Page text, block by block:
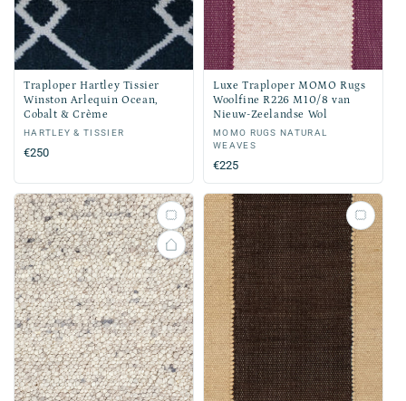
Traploper Hartley Tissier
Winston Arlequin Ocean,
Cobalt & Crème
Verkoper:
HARTLEY & TISSIER
Normale
€250
Luxe Traploper MOMO Rugs
Woolfine R226 M10/8 van
Nieuw-Zeelandse Wol
Verkoper:
MOMO RUGS NATURAL
WEAVES
Normale
prijs
€225